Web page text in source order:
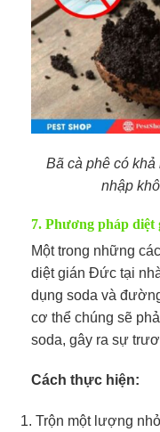
Bã cà phê có
nhập
7. Phương pháp
Một trong những
diệt gián Đức tại
dụng soda và
cơ thể chúng sẽ
soda, gây ra sự
Cách thực hiện:
Trộn một lượng